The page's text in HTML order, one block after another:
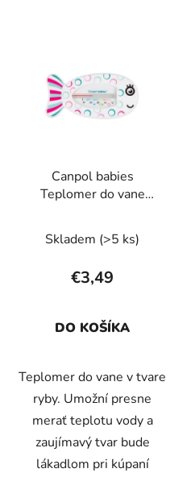
Canpol babies
Teplomer do vane
Skladem (>5 ks)
€3,49
DO KOŠÍKA
Teplomer do vane v tvare
ryby. Umožní presne
merať teplotu vody a
zaujímavý tvar bude
lákadlom pri kúpaní